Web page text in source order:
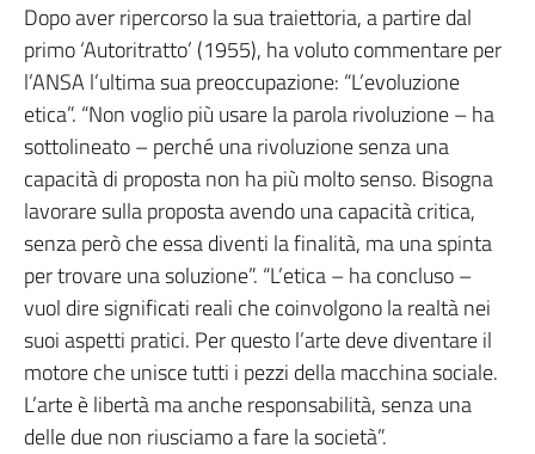
Dopo aver ripercorso la sua traiettoria, a partire dal
primo ‘Autoritratto’ (1955), ha voluto commentare per
l’ANSA l’ultima sua preoccupazione: “L’evoluzione
etica”. “Non voglio più usare la parola rivoluzione – ha
sottolineato – perché una rivoluzione senza una
capacità di proposta non ha più molto senso. Bisogna
lavorare sulla proposta avendo una capacità critica,
senza però che essa diventi la finalità, ma una spinta
per trovare una soluzione”. “L’etica – ha concluso –
vuol dire significati reali che coinvolgono la realtà nei
suoi aspetti pratici. Per questo l’arte deve diventare il
motore che unisce tutti i pezzi della macchina sociale.
L’arte è libertà ma anche responsabilità, senza una
delle due non riusciamo a fare la società”.